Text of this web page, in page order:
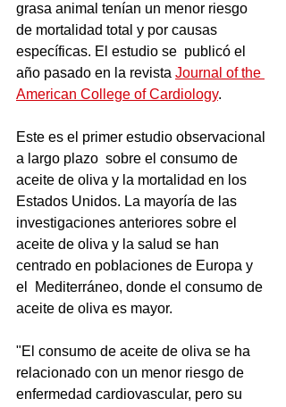
grasa animal tenían un menor riesgo
de mortalidad total y por causas
específicas. El estudio se  publicó el
año pasado en la revista Journal of the
American College of Cardiology.
Este es el primer estudio observacional
a largo plazo  sobre el consumo de
aceite de oliva y la mortalidad en los
Estados Unidos. La mayoría de las
investigaciones anteriores sobre el
aceite de oliva y la salud se han
centrado en poblaciones de Europa y
el  Mediterráneo, donde el consumo de
aceite de oliva es mayor.
"El consumo de aceite de oliva se ha
relacionado con un menor riesgo de
enfermedad cardiovascular, pero su